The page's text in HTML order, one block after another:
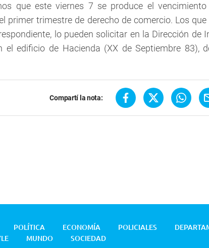
que este viernes 7 se produce el
primer trimestre de derecho de comercio. Los
lo pueden solicitar en la Dirección de
el edificio de Hacienda (XX de Septiembre 83),
Compartí la nota:
POLÍTICA ECONOMÍA POLICIALES
MUNDO SOCIEDAD